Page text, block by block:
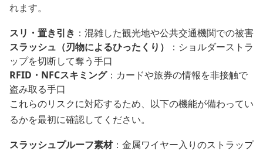
れます。
スリ・置き引き ：混雑した観光地や公共交通機関での被害
スラッシュ（刃物によるひったくり）
：ショルダーストラ
ップを切断して奪う手口
RFID・NFCスキミング：カードや旅券の情報を非接触で
盗み取る手口
これらのリスクに対応するため、以下の機能が備わってい
るかを最初に確認してください。
スラッシュプルーフ素材：金属ワイヤー入りのストラップ